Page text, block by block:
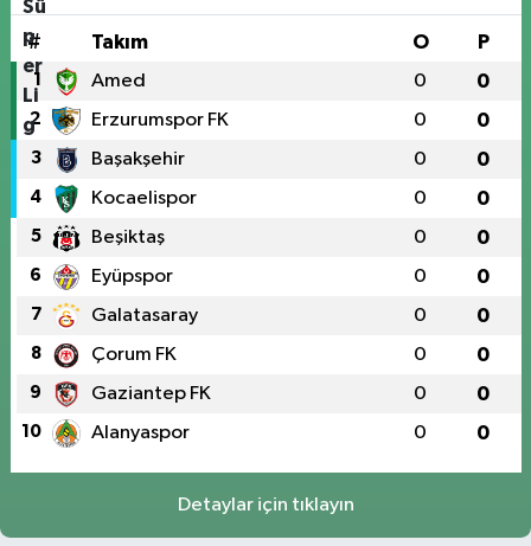
# Takım O P
1 Amed 0 0
2 Erzurumspor FK 0 0
3 Başakşehir 0 0
4 Kocaelispor 0 0
5 Beşiktaş 0 0
6 Eyüpspor 0 0
7 Galatasaray 0 0
8 Çorum FK 0 0
9 Gaziantep FK 0 0
10 Alanyaspor 0 0
Detaylar için tıklayın